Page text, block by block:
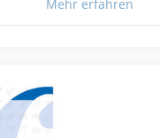
Mehr erfahren